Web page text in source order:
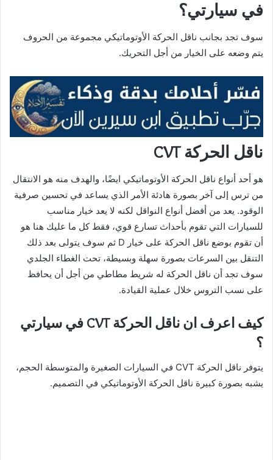
في سيارتي؟
سوف تجد بجانب ناقل الحركة الأوتوماتيكي مجموعة من الحروف
يتم وضعه على الخيار من أجل التحريك.
ناقل الحركة CVT
هو أحد أنواع ناقل الحركة الأوتوماتيكي ايضًا، والهدف منه هو الانتقال
من ترس إلى آخر بصورة هادئة الأمر الذي يساعد في تحسين صرفية
الوقود. يعد من أفضل أنواع النواقل لكنه لا يعد خيار مناسب
للسيارات التي تقوم بأحداث تسارع قوي، فقط كل ما عليك هنا هو
أن تقوم بوضع ناقل الحركة على خيار D ثم سوف يتولى بعد ذلك
التنقل بين السرعات بصورة سهلة وبسيطة، تحت الغطاء الجلدي
سوف تجد أن ناقل الحركة له شريط مطاطي من أجل أن يحافظ
على نسب التروس خلال عملية القيادة.
كيف اعرف ان ناقل الحركة CVT في سيارتي
؟
يتوفر ناقل الحركة CVT في السيارات الصغيرة والمتوسطة الحجم،
يشبه بصورة كبيرة ناقل الحركة الأوتوماتيكي في التصميم.